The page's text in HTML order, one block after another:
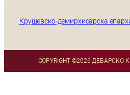
Крушевско-демирхисарска
COPYRIGHT ©2026 ДЕБАРСКО-